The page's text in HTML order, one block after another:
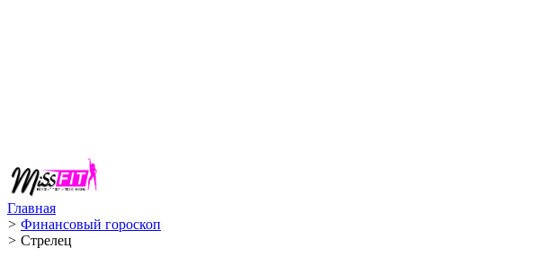
Главная
> Финансовый гороскоп
> Стрелец ️